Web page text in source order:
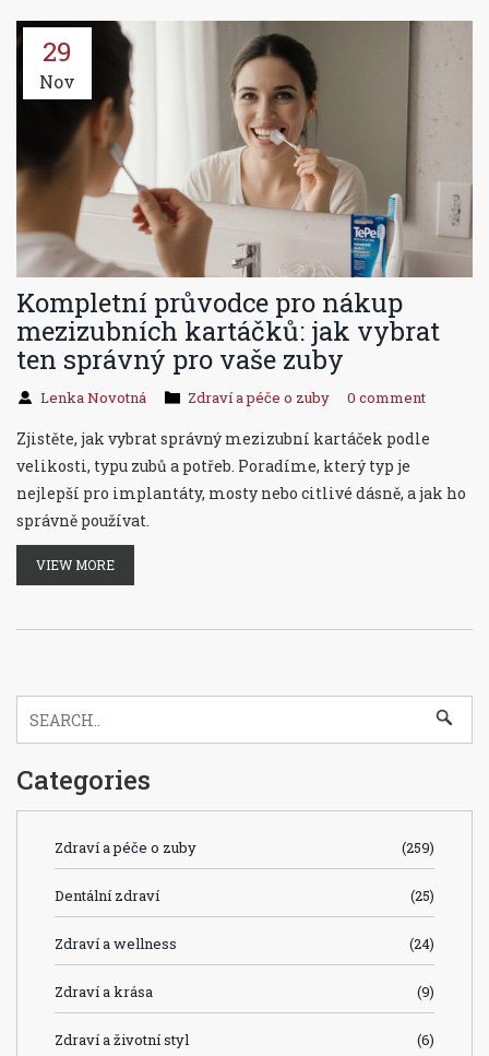
29
Nov
Kompletní průvodce pro nákup
mezizubních kartáčků: jak vybrat
ten správný pro vaše zuby
Lenka Novotná Zdraví a péče o zuby 0 comment
Zjistěte, jak vybrat správný mezizubní kartáček podle
velikosti, typu zubů a potřeb. Poradíme, který typ je
nejlepší pro implantáty, mosty nebo citlivé dásně, a jak ho
správně používat.
VIEW MORE
Categories
Zdraví a péče o zuby (259)
Dentální zdraví (25)
Zdraví a wellness (24)
Zdraví a krása (9)
Zdraví a životní styl (6)